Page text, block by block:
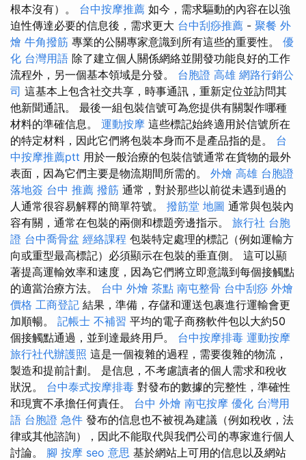
根本沒有）。 台中按摩推薦 如今，需求驅動的內容在以強
迫性傳達必要的信息後，需求更大 台中刮痧推薦 - 聚餐 外
燴 牛角撥筋 專業的公關專家意識到所有這些的重要性。 優
化 台灣用語 除了建立個人關係網絡並開發功能良好的工作
流程外，另一個基本領域是分發。 台胞證 高雄 網路行銷公
司 這基本上包含社交共享，時事通訊，重新定位並訪問其
他新聞通訊。 最後一組包裝信號可為您提供有關製作哪種
材料的準確信息。 運動按摩 這些標記始終適用於信號所在
的特定材料，因此它們將包裝本身而不是產品指的是。 台
中按摩推薦ptt 用於一般治療的包裝信號通常在貨物的最外
表面，因為它們主要是物流期間所需的。 外燴 高雄 台胞證
落地簽 台中 推薦 撥筋 通常，對於那些以前從未遇到過的
人通常很容易解釋的簡單符號。 撥筋堂 地圖 通常與包裝內
容有關，通常在包裝的兩側和標題旁邊指示。 旅行社 台胞
證 台中喬骨盆 經絡課程 包裝特定處理的標記（例如運輸方
向或重型最高標記）必須顯示在包裝的垂直側。 這可以顯
著提高運輸效率和速度，因為它們將立即意識到每個接觸點
的適當治療方法。 台中 外燴 茶點 南屯整骨 台中刮痧 外燴
價格 工商登記 結果，準備，存儲和運送包裹進行運輸會更
加順暢。 記帳士 不補習 平均的電子商務軟件包以大約50
個接觸點通過，並到達最終用戶。 台中按摩排毒 運動按摩
旅行社代辦護照 這是一個複雜的過程，需要復雜的物流，
製造和提前計劃。 是信息，不考慮讀者的個人需求和稅收
狀況。 台中泰式按摩排毒 對發布的數據的完整性，準確性
和現實不承擔任何責任。 台中 外燴 南屯按摩 優化 台灣用
語 台胞證 急件 發布的信息也不被視為建議（例如稅收，法
律或其他諮詢），因此不能取代與我們公司的專家進行個人
討論。 腳 按摩 seo 意思 基於網站上可用的信息以及網站